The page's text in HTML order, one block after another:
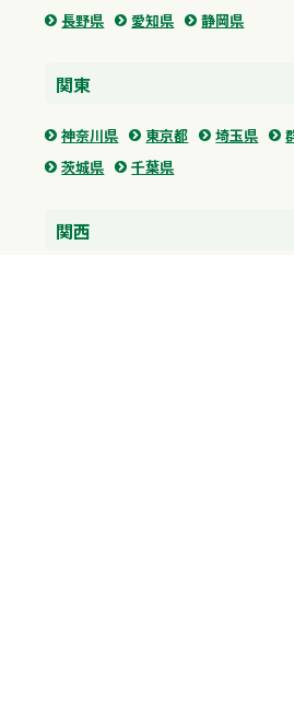
長野県
愛知県 静岡県
関東
神奈川県 東京都 埼玉県
茨城県
千葉県
関西